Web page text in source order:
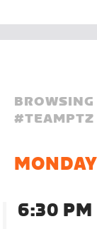
#TEAMPTZ
6:30 PM